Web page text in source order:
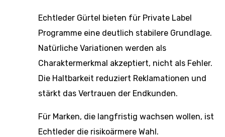
Echtleder Gürtel bieten für Private Label
Programme eine deutlich stabilere Grundlage.
Natürliche Variationen werden als
Charaktermerkmal akzeptiert, nicht als Fehler.
Die Haltbarkeit reduziert Reklamationen und
stärkt das Vertrauen der Endkunden.
Für Marken, die langfristig wachsen wollen, ist
Echtleder die risikoärmere Wahl.